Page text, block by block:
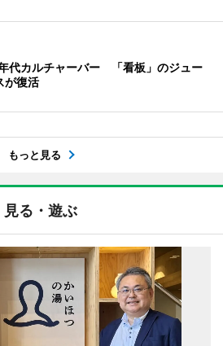
代カルチャーバー 「看板」のジュー
が復活
もっと見る
見る・遊ぶ